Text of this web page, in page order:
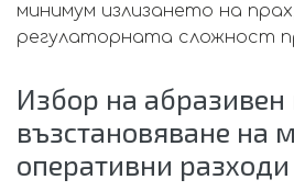
минимум излизането на
регулаторната сложност
Избор на абразивен
възстановяване на
оперативни разходи